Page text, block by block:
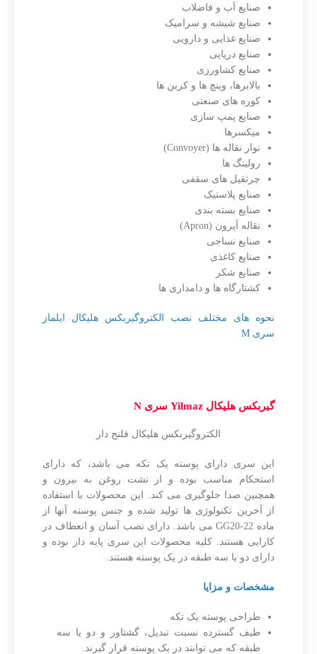
صنایع آب و فاضلاب
صنایع شیشه و سرامیک
صنایع غذایی و دارویی
صنایع دریایی
صنایع کشاورزی
بالابرها، وینچ ها و کرین ها
کوره های صنعتی
صنایع پمپ سازی
میکسرها
نوار نقاله ها (Convoyer)
رولینگ ها
چرثقیل های سقفی
صنایع پلاستیک
صنایع بسته بندی
نقاله آپرون (Apron)
صنایع نساجی
صنایع کاغذی
صنایع شکر
کشتارگاه ها و دامداری ها
نحوه های مختلف نصب الکتروگیربکس هلیکال ایلماز
سری M
گیربکس هلیکال Yilmaz سری N
الکتروگیربکس هلیکال فلنج دار
این سری دارای پوسته یک تکه می باشد، که دارای
استحکام مناسب بوده و از نشت روغن به بیرون و
همچنین صدا جلوگیری می کند. این محصولات با استفاده
از آخرین تکنولوژی ها تولید شده و جنس پوسته آنها از
ماده GG20-22 می باشد. دارای نصب آسان و انعطاف در
کارایی هستند. کلیه محصولات این سری پایه دار بوده و
دارای دو یا سه طبقه در یک پوسته هستند.
مشخصات و مزایا
طراحی پوسته یک تکه
طیف گسترده نسبت تبدیل، گشتاور و دو یا سه
طبقه که می توانند در یک پوسته قرار گیرند.